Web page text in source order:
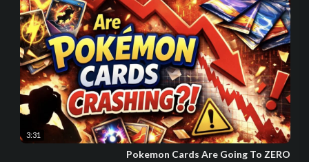
3:31
Pokemon Cards Are Going To ZERO